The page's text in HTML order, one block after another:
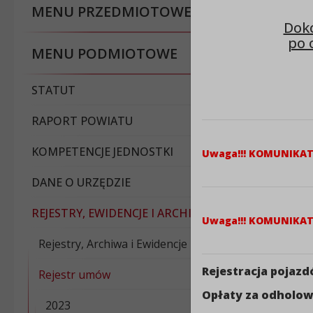
MENU PRZEDMIOTOWE
MENU PODMIOTOWE
STATUT
RAPORT POWIATU
KOMPETENCJE JEDNOSTKI
DANE O URZĘDZIE
REJESTRY, EWIDENCJE I ARCHIWA
Rejestry, Archiwa i Ewidencje
Rejestr umów
2023
po
Uwaga!!! KOMUNIKAT
Uwaga!!! KOMUNIKAT
Rejestracja
Opłaty za